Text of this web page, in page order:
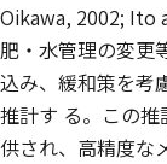
Oikawa, 2002; Ito
肥・水管理の変更
込み、緩和策を考
推計す る。この
供され、高精度な